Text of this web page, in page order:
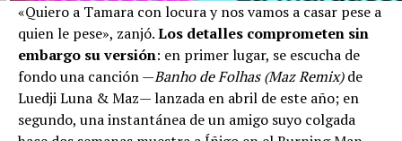
«Quiero a Tamara con locura y nos vamos a casar pese a
quien le pese», zanjó.Los detalles comprometen sin
embargo su versión: en primer lugar, se escucha de
fondo una canción —Banho de Folhas (Maz Remix)de
Luedji Luna & Maz— lanzada en abril de este año; en
segundo, una instantánea de un amigo suyo colgada